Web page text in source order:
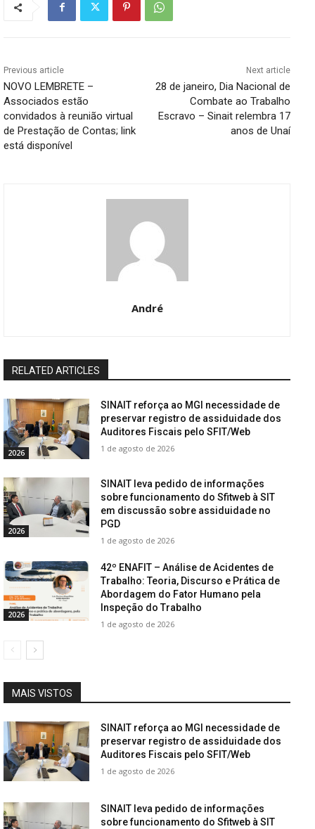
Previous article
NOVO LEMBRETE –
Associados estão
convidados à reunião virtual
de Prestação de Contas; link
está disponível
Next article
28 de janeiro, Dia Nacional de
Combate ao Trabalho
Escravo – Sinait relembra 17
anos de Unaí
André
RELATED ARTICLES
2026
SINAIT reforça ao MGI necessidade de
preservar registro de assiduidade dos
Auditores Fiscais pelo SFIT/Web
1 de agosto de 2026
2026
SINAIT leva pedido de informações
sobre funcionamento do Sfitweb à SIT
em discussão sobre assiduidade no
PGD
1 de agosto de 2026
2026
42º ENAFIT – Análise de Acidentes de
Trabalho: Teoria, Discurso e Prática de
Abordagem do Fator Humano pela
Inspeção do Trabalho
1 de agosto de 2026
MAIS VISTOS
SINAIT reforça ao MGI necessidade de
preservar registro de assiduidade dos
Auditores Fiscais pelo SFIT/Web
1 de agosto de 2026
SINAIT leva pedido de informações
sobre funcionamento do Sfitweb à SIT